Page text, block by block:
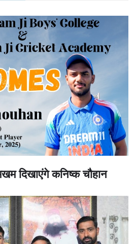
दिखाएंगे कनिष्क चौहान